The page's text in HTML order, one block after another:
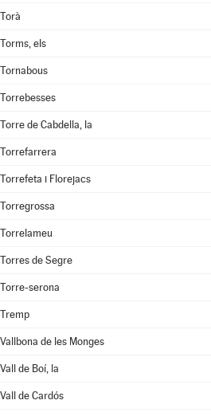
Torà
Torms, els
Tornabous
Torrebesses
Torre de Cabdella, la
Torrefarrera
Torrefeta i Florejacs
Torregrossa
Torrelameu
Torres de Segre
Torre-serona
Tremp
Vallbona de les Monges
Vall de Boí, la
Vall de Cardós